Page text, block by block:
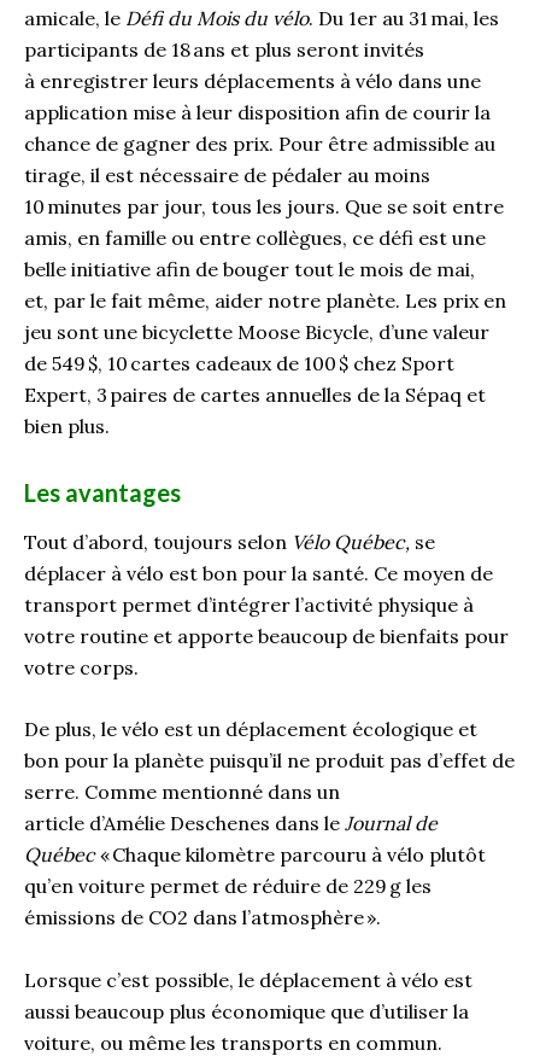
amicale, le Défi du Mois du vélo. Du 1er au 31 mai, les
participants de 18ans et plus seront invités
à enregistrer leurs déplacements à vélo dans une
application mise à leur disposition afin de courir la
chance de gagner des prix. Pour être admissible au
tirage, il est nécessaire de pédaler au moins
10 minutes par jour, tous les jours. Que se soit entre
amis, en famille ou entre collègues, ce défi est une
belle initiative afin de bouger tout le mois de mai,
et, par le fait même, aider notre planète. Les prix en
jeu sont une bicyclette Moose Bicycle, d’une valeur
de 549 $, 10 cartes cadeaux de 100 $ chez Sport
Expert, 3 paires de cartes annuelles de la Sépaq et
bien plus.
Les avantages
Tout d’abord, toujours selon Vélo Québec, se
déplacer à vélo est bon pour la santé. Ce moyen de
transport permet d’intégrer l’activité physique à
votre routine et apporte beaucoup de bienfaits pour
votre corps.
De plus, le vélo est un déplacement écologique et
bon pour la planète puisqu’il ne produit pas d’effet de
serre. Comme mentionné dans un
article d’Amélie Deschenes dans le Journal de
Québec« Chaque kilomètre parcouru à vélo plutôt
qu’en voiture permet de réduire de 229 g les
émissions de CO2 dans l’atmosphère ».
Lorsque c’est possible, le déplacement à vélo est
aussi beaucoup plus économique que d’utiliser la
voiture, ou même les transports en commun.